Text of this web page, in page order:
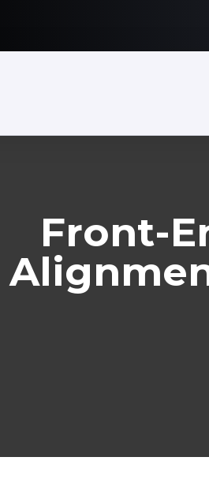
Front-